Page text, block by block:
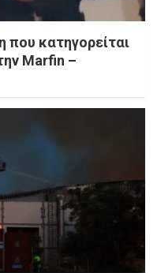
που κατηγορείται
Marfin –